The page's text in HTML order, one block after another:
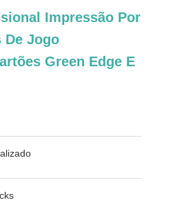
Impressão Por
De Jogo
Green Edge E